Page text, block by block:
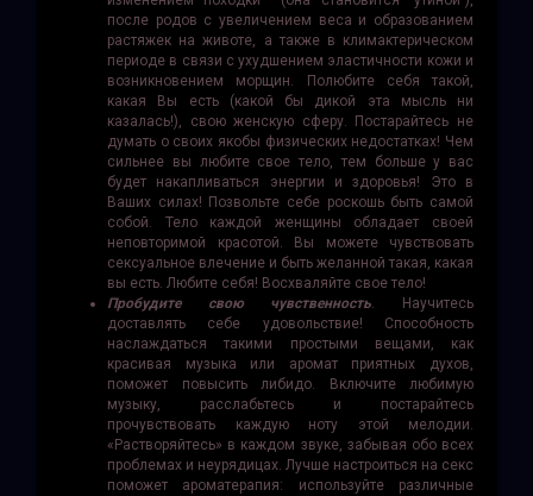
после родов с увеличением веса и образованием
растяжек на животе, а также в климактерическом
периоде в связи с ухудшением эластичности кожи и
возникновением морщин. Полюбите себя такой,
какая Вы есть (какой бы дикой эта мысль ни
казалась!), свою женскую сферу. Постарайтесь не
думать о своих якобы физических недостатках! Чем
сильнее вы любите свое тело, тем больше у вас
будет накапливаться энергии и здоровья! Это в
Ваших силах! Позвольте себе роскошь быть самой
собой. Тело каждой женщины обладает своей
неповторимой красотой. Вы можете чувствовать
сексуальное влечение и быть желанной такая, какая
вы есть. Любите себя! Восхваляйте свое тело!
Пробудите свою чувственность. Научитесь
доставлять себе удовольствие! Способность
наслаждаться такими простыми вещами, как
красивая музыка или аромат приятных духов,
поможет повысить либидо. Включите любимую
музыку, расслабьтесь и постарайтесь
прочувствовать каждую ноту этой мелодии.
«Растворяйтесь» в каждом звуке, забывая обо всех
проблемах и неурядицах. Лучше настроиться на секс
поможет ароматерапия: используйте различные